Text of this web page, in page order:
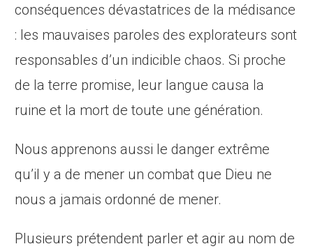
conséquences dévastatrices de la médisance
: les mauvaises paroles des explorateurs sont
responsables d’un indicible chaos. Si proche
de la terre promise, leur langue causa la
ruine et la mort de toute une génération.
Nous apprenons aussi le danger extrême
qu’il y a de mener un combat que Dieu ne
nous a jamais ordonné de mener.
Plusieurs prétendent parler et agir au nom de